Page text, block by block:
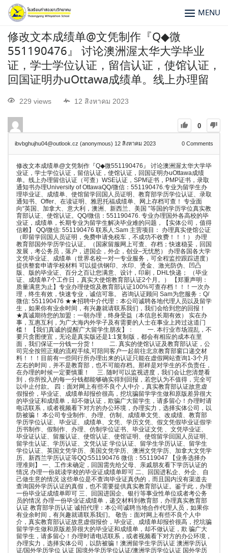
MENU
修改文本成绩单@文凭制作『Q◆微
551190476』 讨论澳洲渥太华大学毕业
证，学士学位认证，留信认证，使馆认证，
回国证明办uOttawa成绩单。线上办理留
229 views 12 สิงหาคม 2023
0
ibvbghujhu04@outlook.cz (anonymous) 12 สิงหาคม 2023 0 Comments
修改文本成绩单@文凭制作『Q◆微551190476』 讨论澳洲渥太华大学毕
业证，学士学位认证，留信认证，使馆认证，回国证明办uOttawa成绩
单。线上办理留信认证（可查）WSE认证，SPM证书，PMP证书，录取
通知书办理University of OttawaQQ/微信：551190476.专业为留学生办
理毕业证、成绩单、使馆留学回国人员证明、教育部学历学位认证、录取
通知书、Offer、在读证明、雅思托福成绩单、网上存档可查！ 专业面
向“英国、加拿大、意大利，澳洲、新西兰、美国 ”等国的学历学位真实教
育部认证、使馆认证。QQ/微信：551190476. 专业办理国外各高校的毕
业证，成绩单，长期专业为留学生解决毕业难的问题，【实体公司，值得
信赖】 QQ/微信: 551190476 联系人:Sam 主营项目： 办理真实使馆公证
（即留学回国人员证明，免费申请免税车，不成功不收费！！！） 办理
教育部国外学历学位认证。（国家留服网上可查、存档；快速稳妥，回国
发展，考公务员，落户，进国企，外企，创业–无忧愁） 办理各国各大学
文凭毕业证、成绩单（世界名校一对一专业服务，可全程监控跟踪进度）
提供整套申请学校材料 可以提供钢印、水印、烫金、激光防伪、凹凸
版、版的毕业证、百分之百让您满意、设计，印刷，DHL快递； （毕业
证、成绩单7个工作日，真实大使馆教育部认证2个月。） 【郑重声明：
质量满意为止】专业办理使馆及教育部认证100%可查存档！！！一次办
理，终生有效，快速专业，诚信可靠。 咨询认证顾问 Sam为您服务：Q/
微信: 551190476 ★★招聘中介代理：本公司诚聘各地代理人员以及留学
生，如果你有业余时间，有兴趣就请联系我们，我们会给到您的回报！
★真诚期待您的加盟：一朝办理，终身受益（本信息长期有效） 实在办
事，互惠互利，为广大海内外学子及有需要的人士在事业上跨过这道门
槛！ 【我们真诚的提醒广大留学生朋友】： 一. 本行业市场混乱，不
要只贪图便宜，无论是真实版还是1:1复制版，都会有相应的成本在里
面，我们保证一分钱一分货！ 二. 真实的使馆认证及教育部认证，公
司完全按照正规的流程手续,可陪同客户一起前往北京教育部窗口递交材
料！！！目前有一些同行所办理出来的认证只能在虚假网站查询1-3个月
左右的时间，并不是教育部，也不可能存档。那样是对学生的不负责任，
在办理的时候一定要慎重！ 三. 随时可以监视进度，我们会让您清楚看
到，你所投入的每一分钱都能够确实得到回报，若您认为不值得，完全可
以中止付款。 四：面对网上有些不良个人中介，真实教育部认证故意虚
假报价，毕业证、成绩单却报价很高，挖坑骗留学学生做和原版差异很大
的毕业证和成绩单，却不做认证，欺骗广大留学生，请多留心！办理时请
电话联系，或者视频看下对方的办公环境，办理实力，选择实体公司，以
防被骗！ 本公司专业制作、办理、仿制、成绩单文凭、改成绩、教育部
学历学位认证、毕业证、成绩单、文凭、学历文凭、假文凭假毕业证假学
历书制作、假制作、办理、仿制学位证书、毕业证文凭 、文凭毕业证、
毕业证认证、留服认证、使馆认证、使馆证明、使馆留学回国人员证明、
留学生认证、学历认证、文凭认证 学位认证、留学生学历认证、留学生
学位认证、英国文凭学历、美国文凭学历、澳洲文凭学历、加拿大文凭学
历、新西兰学历认证等QQ:551190476 微信：55119047 【业务选择办
理准则】 一、工作未确定，回国需先给父母、亲戚朋友看下学历认证的
情况 办理一份就读学校的毕业证成绩单即可 二、回国进私企、外企、自
己做生意的情况 这些单位是不查询毕业证真伪的，而且国内没有渠道去
查询国外学历认证的真假，也不需要提供真实教育部认证。鉴于此，办理
一份毕业证成绩单即可 三、回国进国企、银行等事业性单位或者考公务
员的情况 办理一份毕业证成绩单，递交材料到教育部，办理真实教育部
认证 教育部学历认证 诚招代理：本公司诚聘当地合作代理人员，如果你
有业余时间，有兴趣就请联系我们。 敬告：面对网上有些不良个人中
介，真实教育部认证故意虚假报价，毕业证、成绩单却报价很高，挖坑骗
留学学生做和原版差异很大的毕业证和成绩单，却不做认证，欺 骗广大
留学生，请多留心！办理时请电话联系，或者视频看下对方的办公环境，
办理实力，选择实体公司，以防被骗！澳洲留学生学历认证 澳洲学历认
证/国外学历学位 认证 国境外学历学位认证/澳洲学历学位认证 国外学历